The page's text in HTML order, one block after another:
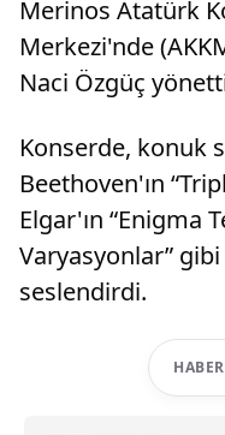
Merinos Atatürk
Merkezi'nde
Naci Özgüç
Konserde, konuk
Beethoven'ın
Elgar'ın “Enigma
Varyasyonlar”
seslendirdi.